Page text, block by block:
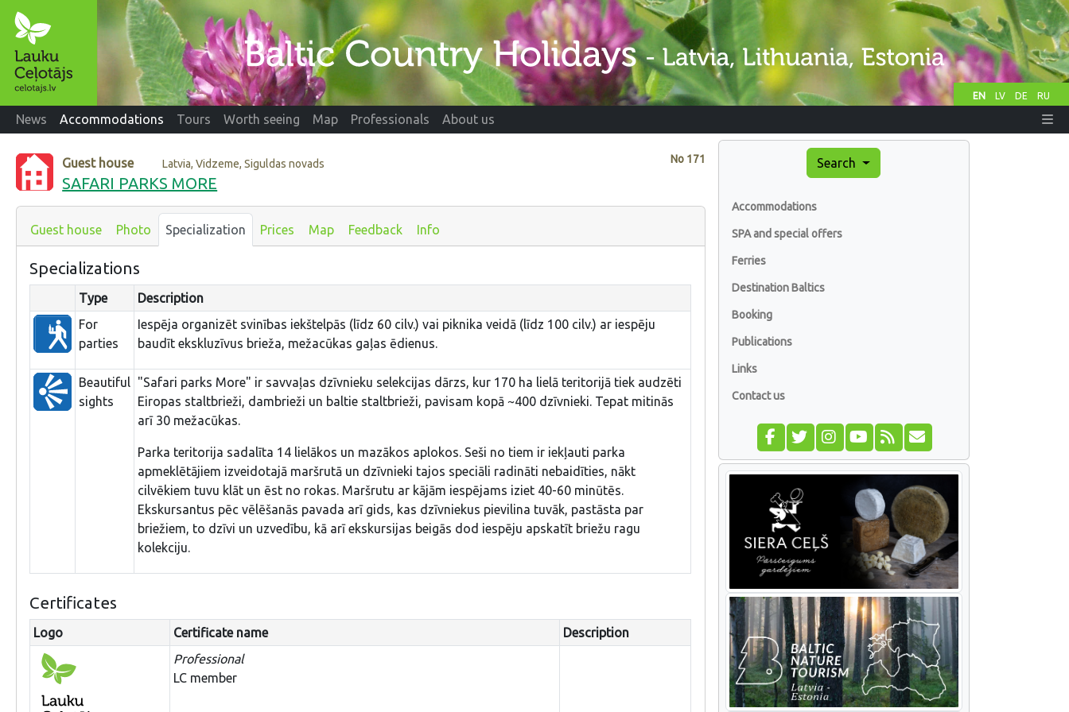
EN LV DE RU
News Accommodations Tours Worth seeing Map Professionals About us
No 171
Guest house Latvia, Vidzeme, Siguldas novads
SAFARI PARKS MORE
Guest house Photo Specialization Prices Map Feedback Info
Specializations
Type
Description
For
parties
Iespēja organizēt svinības iekštelpās (līdz 60 cilv.) vai piknika veidā (līdz 100 cilv.) ar iespēju
baudīt ekskluzīvus brieža, mežacūkas gaļas ēdienus.
Beautiful
sights
"Safari parks More" ir savvaļas dzīvnieku selekcijas dārzs, kur 170 ha lielā teritorijā tiek audzēti
Eiropas staltbrieži, dambrieži un baltie staltbrieži, pavisam kopā ~400 dzīvnieki. Tepat mitinās
arī 30 mežacūkas.
Parka teritorija sadalīta 14 lielākos un mazākos aplokos. Seši no tiem ir iekļauti parka
apmeklētājiem izveidotajā maršrutā un dzīvnieki tajos speciāli radināti nebaidīties, nākt
cilvēkiem tuvu klāt un ēst no rokas. Maršrutu ar kājām iespējams iziet 40-60 minūtēs.
Ekskursantus pēc vēlēšanās pavada arī gids, kas dzīvniekus pievilina tuvāk, pastāsta par
briežiem, to dzīvi un uzvedību, kā arī ekskursijas beigās dod iespēju apskatīt briežu ragu
kolekciju.
Certificates
Logo Certificate name
Description
Professional
LC member
Search
Accommodations
SPA and special offers
Ferries
Destination Baltics
Booking
Publications
Links
Contact us